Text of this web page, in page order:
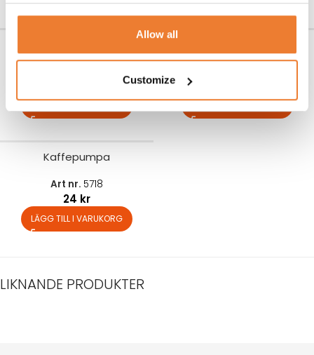
Allow all
Customize
Kaffepumpa
Art nr. 5718
24 kr
LÄGG TILL I VARUKORG
LIKNANDE PRODUKTER